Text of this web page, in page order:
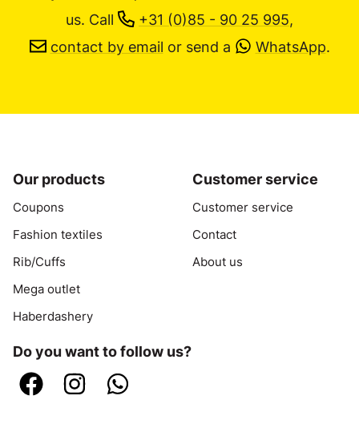
us. Call +31 (0)85 - 90 25 995,
contact by email or send a WhatsApp.
Our products
Coupons
Fashion textiles
Rib/Cuffs
Mega outlet
Haberdashery
Customer service
Customer service
Contact
About us
Do you want to follow us?